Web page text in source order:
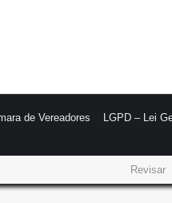
de Vereadores LGPD – Lei
Revisar